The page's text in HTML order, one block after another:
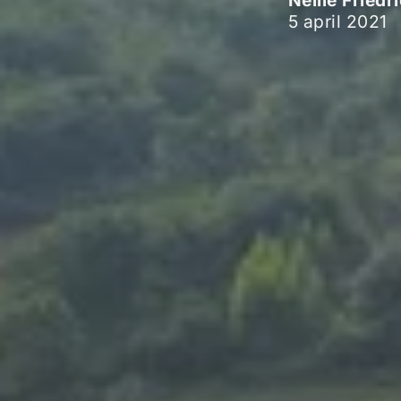
5 april 2021